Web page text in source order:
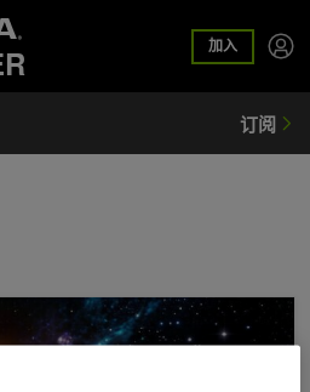
加入
自由新时代